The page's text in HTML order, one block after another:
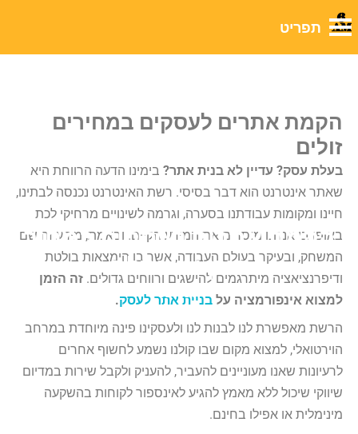
הקמת אתרים לעסקים במחיר
הוגן ומשתלם
הקמת אתרים לעסקים במחירים
זולים
בעלת עסק? עדיין לא בנית אתר? בימינו הדעה הרווחת היא
שאתר אינטרנט הוא דבר בסיסי. רשת האינטרנט נכנסה לבתינו,
חיינו ומקומות עבודתנו בסערה, וגרמה לשינויים מרחיקי לכת
באופן בו אנחנו מוסרים את המידע הקיים. ובאמת, מידע זה שם
המשחק, ובעיקר בעולם העבודה, אשר בו הימצאות בולטת
ודיפרנציאציה מיתרגמים להישגים ורווחים גדולים. זה הזמן
למצוא אינפורמציה על בניית אתר לעסק.
הרשת מאפשרת לנו לבנות לנו ולעסקינו פינה מיוחדת במרחב
הוירטואלי, למצוא מקום שבו קולנו נשמע לחשוף אחרים
לרעיונות שאנו מעוניינים להעביר, להעניק ולקבל שירות במדיום
שיווקי שיכול ללא מאמץ להגיע לאינספור לקוחות בהשקעה
מינימלית או אפילו בחינם.